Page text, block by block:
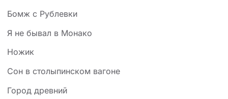
Бомж с Рублевки
Я не бывал в Монако
Ножик
Сон в столыпинском вагоне
Город древний